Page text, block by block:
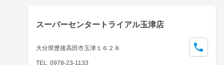
スーパーセンタートライアル玉津店
大分県豊後高田市玉津１６２８
TEL: 0978-23-1133